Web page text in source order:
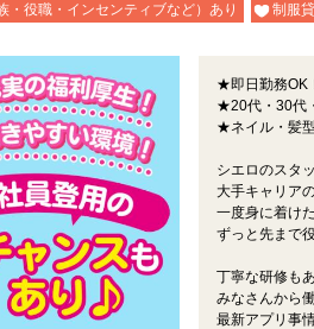
・役職・インセンティブなど）あり 制服
★即日勤務OK
★20代・30代
★ネイル・髪
シエロのスタ
大手キャリア
一度身に着け
ずっと先まで
丁寧な研修も
みなさんから
最新アプリ事